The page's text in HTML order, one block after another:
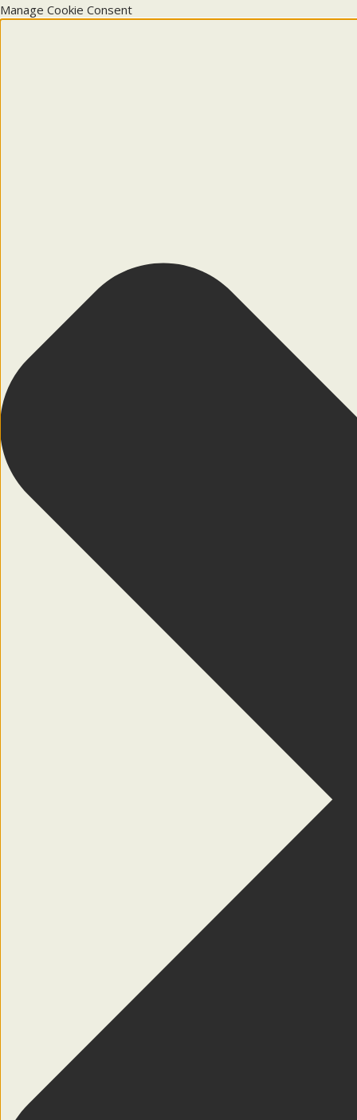
Manage Cookie Consent